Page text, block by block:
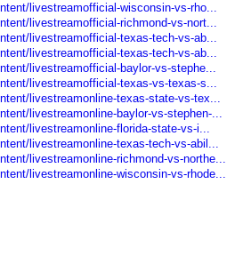
livestreamofficial-wisconsin-vs-rho...
livestreamofficial-richmond-vs-nort...
livestreamofficial-texas-tech-vs-ab...
livestreamofficial-texas-tech-vs-ab...
livestreamofficial-baylor-vs-stephe...
livestreamofficial-texas-vs-texas-s...
livestreamonline-texas-state-vs-tex...
livestreamonline-baylor-vs-stephen-...
livestreamonline-florida-state-vs-i...
livestreamonline-texas-tech-vs-abil...
livestreamonline-richmond-vs-northe...
livestreamonline-wisconsin-vs-rhode...